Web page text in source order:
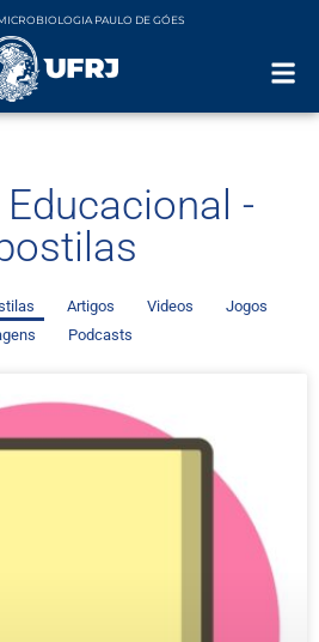
PAULO DE GÓES
-
Artigos Videos
Jogos
Podcasts